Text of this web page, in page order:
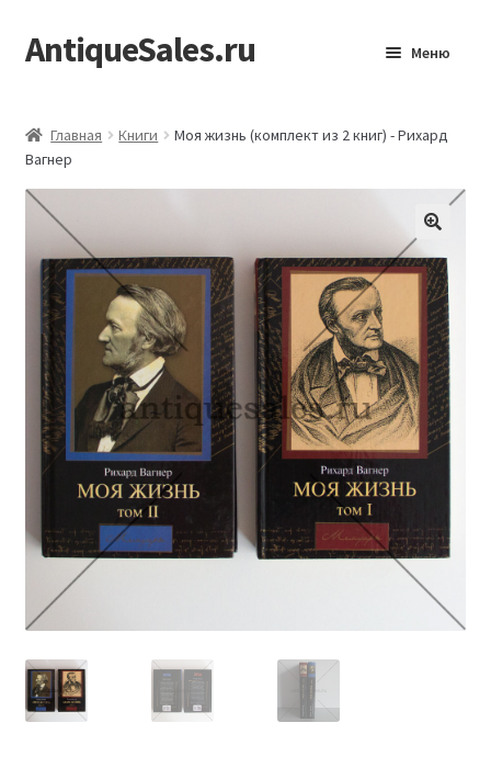
Перейти
к
Перейти
к
AntiqueSales.ru Меню
Главная Книги
Моя жизнь (комплект из 2 книг) - Рихард
Вагнер